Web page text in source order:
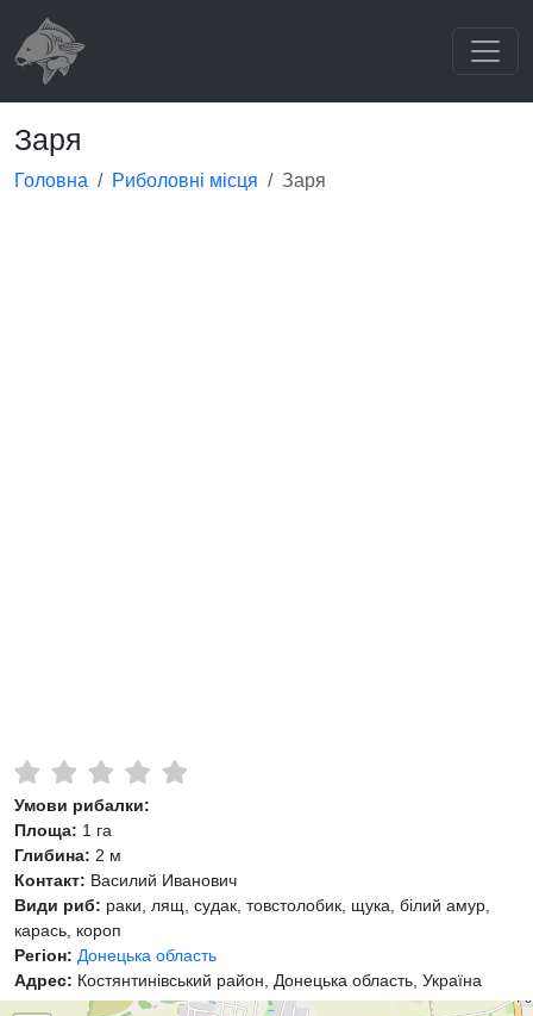
Заря
Головна Риболовні місця Заря
Умови рибалки:
Площа: 1 га
Глибина: 2 м
Контакт: Василий Иванович
Види риб: раки, лящ, судак, товстолобик, щука, білий амур,
карась, короп
Регіон: Донецька область
Адрес: Костянтинівський район, Донецька область, Україна